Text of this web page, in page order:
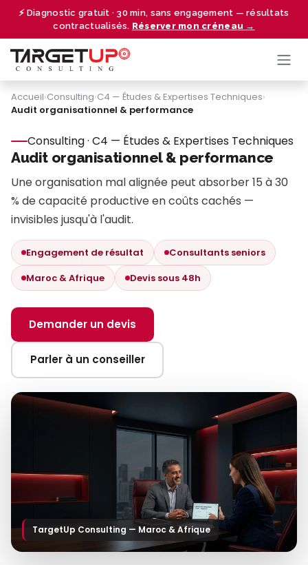
⚡ Diagnostic gratuit · 30 min, sans engagement — résultats
contractualisés. Réserver mon créneau →
Se rendre au contenu
Accueil›Consulting›C4 — Études & Expertises Techniques›
Audit organisationnel & performance
Consulting · C4 — Études & Expertises Techniques
Audit organisationnel & performance
Une organisation mal alignée peut absorber 15 à 30
% de capacité productive en coûts cachés —
invisibles jusqu'à l'audit.
Engagement de résultat
Consultants seniors
Maroc & Afrique
Devis sous 48h
Demander un devis
Parler à un conseiller
TargetUp Consulting — Maroc & Afrique